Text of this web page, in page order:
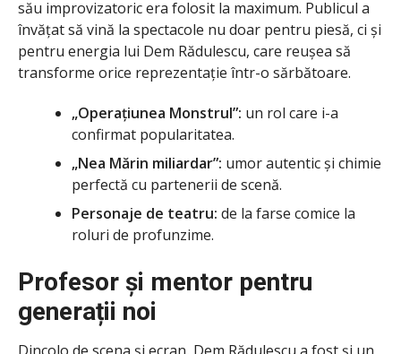
său improvizatoric era folosit la maximum. Publicul a
învățat să vină la spectacole nu doar pentru piesă, ci și
pentru energia lui Dem Rădulescu, care reușea să
transforme orice reprezentație într-o sărbătoare.
„Operațiunea Monstrul”: un rol care i-a
confirmat popularitatea.
„Nea Mărin miliardar”: umor autentic și chimie
perfectă cu partenerii de scenă.
Personaje de teatru: de la farse comice la
roluri de profunzime.
Profesor și mentor pentru
generații noi
Dincolo de scena și ecran, Dem Rădulescu a fost și un